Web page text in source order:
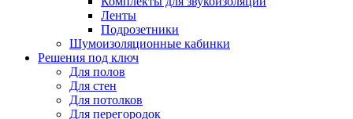
Ленты
Подрозетники
Шумоизоляционные кабинки
Решения под ключ
Для полов
Для стен
Для потолков
Для перегородок